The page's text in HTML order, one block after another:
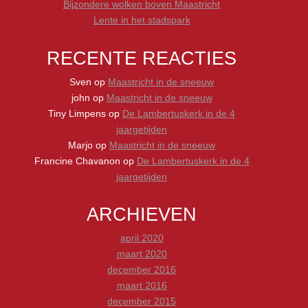
Bijzondere wolken boven Maastricht
Lente in het stadspark
RECENTE REACTIES
Sven op Maastricht in de sneeuw
john op Maastricht in de sneeuw
Tiny Limpens op De Lambertuskerk in de 4
jaargetijden
Marjo op Maastricht in de sneeuw
Francine Chavanon op De Lambertuskerk in de 4
jaargetijden
ARCHIEVEN
april 2020
maart 2020
december 2016
maart 2016
december 2015